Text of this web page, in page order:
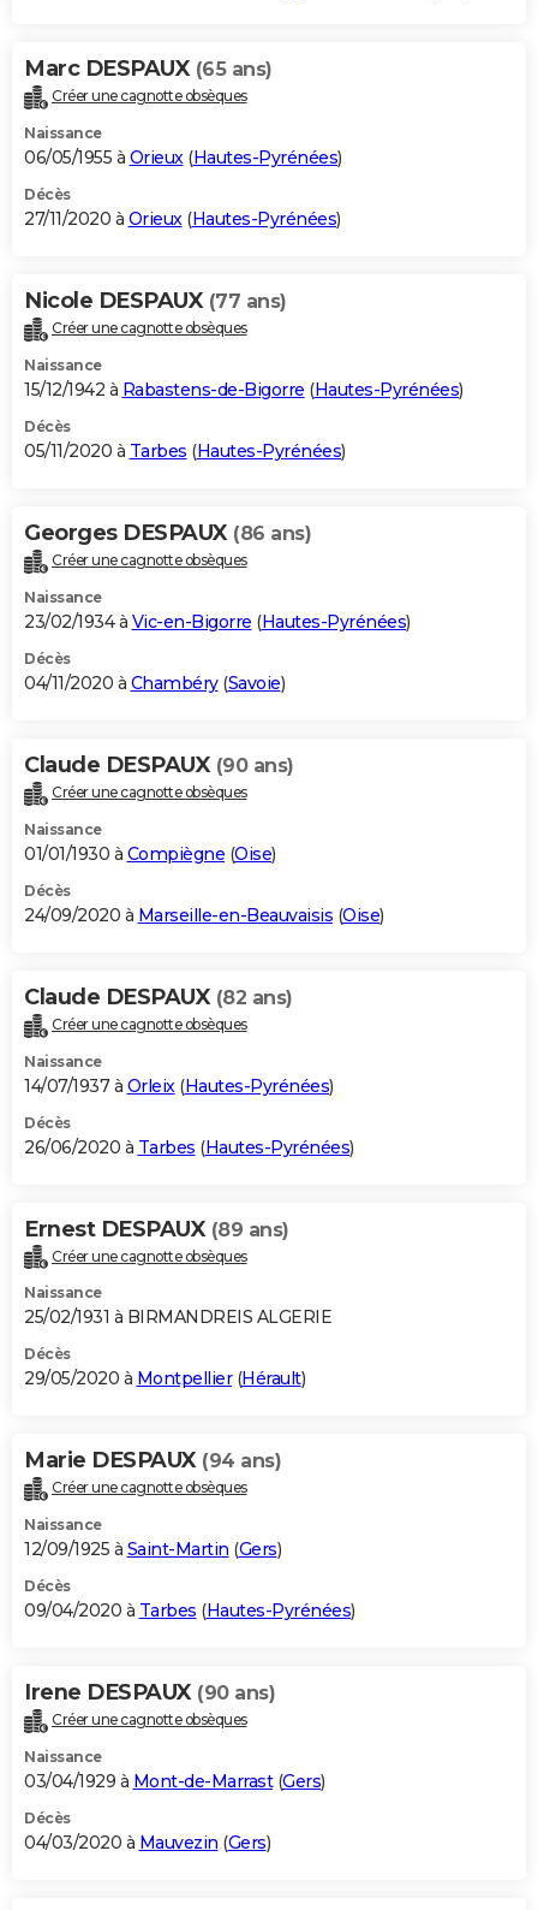
Marc DESPAUX (65 ans)
Créer une cagnotte obsèques
Naissance
06/05/1955 à Orieux(Hautes-Pyrénées)
Décès
27/11/2020 à Orieux(Hautes-Pyrénées)
Nicole DESPAUX (77 ans)
Créer une cagnotte obsèques
Naissance
15/12/1942 à Rabastens-de-Bigorre (Hautes-Pyrénées)
Décès
05/11/2020 à Tarbes (Hautes-Pyrénées)
Georges DESPAUX (86 ans)
Créer une cagnotte obsèques
Naissance
23/02/1934 à Vic-en-Bigorre (Hautes-Pyrénées)
Décès
04/11/2020 à Chambéry(Savoie)
Claude DESPAUX (90 ans)
Créer une cagnotte obsèques
Naissance
01/01/1930 à Compiègne (Oise)
Décès
24/09/2020 à Marseille-en-Beauvaisis (Oise)
Claude DESPAUX (82 ans)
Créer une cagnotte obsèques
Naissance
14/07/1937 à Orleix (Hautes-Pyrénées)
Décès
26/06/2020 à Tarbes (Hautes-Pyrénées)
Ernest DESPAUX (89 ans)
Créer une cagnotte obsèques
Naissance
25/02/1931 à BIRMANDREIS ALGERIE
Décès
29/05/2020 à Montpellier(Hérault)
Marie DESPAUX (94 ans)
Créer une cagnotte obsèques
Naissance
12/09/1925 à Saint-Martin (Gers)
Décès
09/04/2020 à Tarbes (Hautes-Pyrénées)
Irene DESPAUX (90 ans)
Créer une cagnotte obsèques
Naissance
03/04/1929 à Mont-de-Marrast(Gers)
Décès
04/03/2020 à Mauvezin (Gers)